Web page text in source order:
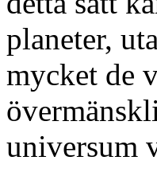
planeter,
mycket de
universum